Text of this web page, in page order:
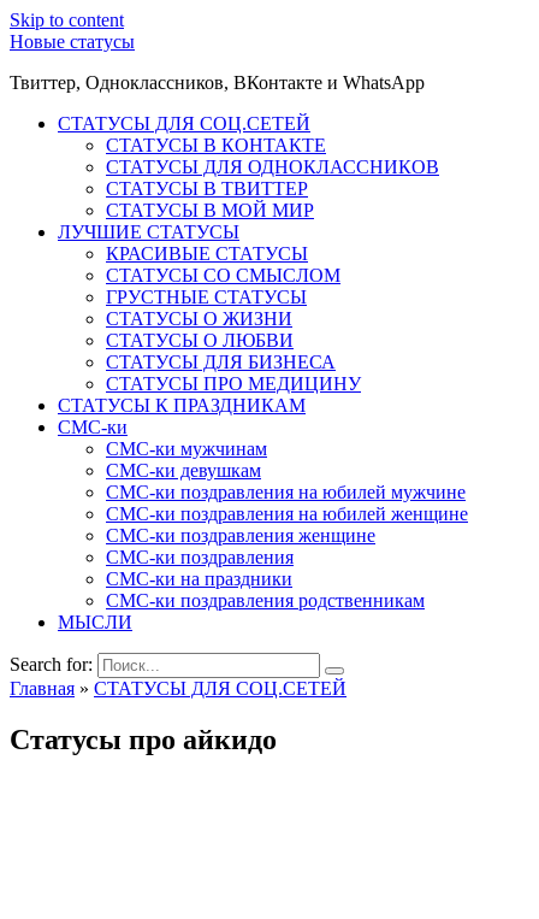
Skip to content
Новые статусы
Твиттер, Одноклассников, ВКонтакте и WhatsApp
СТАТУСЫ ДЛЯ СОЦ.СЕТЕЙ
СТАТУСЫ В КОНТАКТЕ
СТАТУСЫ ДЛЯ ОДНОКЛАССНИКОВ
СТАТУСЫ В ТВИТТЕР
СТАТУСЫ В МОЙ МИР
ЛУЧШИЕ СТАТУСЫ
КРАСИВЫЕ СТАТУСЫ
СТАТУСЫ СО СМЫСЛОМ
ГРУСТНЫЕ СТАТУСЫ
СТАТУСЫ О ЖИЗНИ
СТАТУСЫ О ЛЮБВИ
СТАТУСЫ ДЛЯ БИЗНЕСА
СТАТУСЫ ПРО МЕДИЦИНУ
СТАТУСЫ К ПРАЗДНИКАМ
СМС-ки
СМС-ки мужчинам
СМС-ки девушкам
СМС-ки поздравления на юбилей мужчине
СМС-ки поздравления на юбилей женщине
СМС-ки поздравления женщине
СМС-ки поздравления
СМС-ки на праздники
СМС-ки поздравления родственникам
МЫСЛИ
Search for:
Главная » СТАТУСЫ ДЛЯ СОЦ.СЕТЕЙ
Статусы про айкидо